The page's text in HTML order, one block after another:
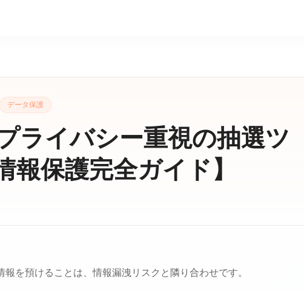
データ保護
ライバシー重視の抽選ツ
報保護完全ガイド】
を預けることは、情報漏洩リスクと隣り合わせです。